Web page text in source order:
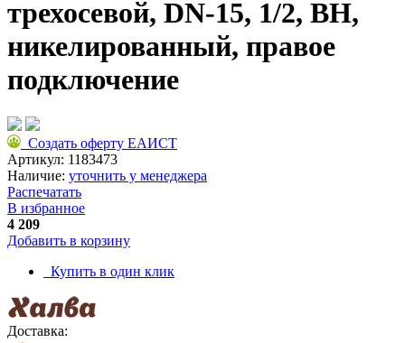
трехосевой, DN-15, 1/2, ВН,
никелированный, правое
подключение
Создать оферту ЕАИСТ
Артикул: 1183473
Наличие: уточнить у менеджера
Распечатать
В избранное
4 209
Добавить в корзину
Купить в один клик
Доставка: